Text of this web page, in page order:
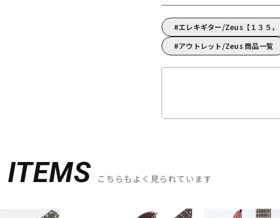
エレキギター/Zeus【１３５
アウトレット/Zeus 商品一覧
ITEMS こちらもよく見られています